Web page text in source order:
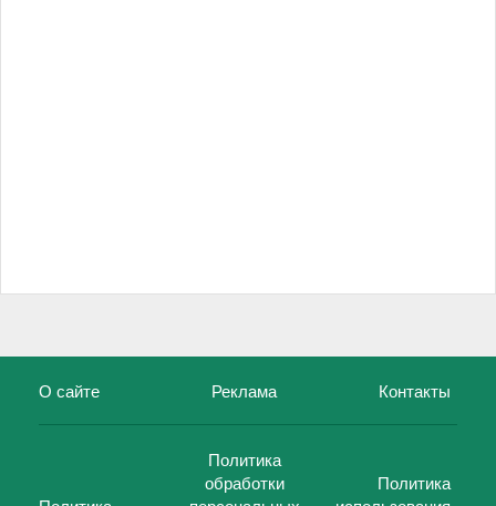
О сайте Реклама Контакты
Политика
обработки
Политика